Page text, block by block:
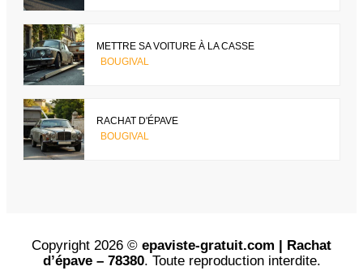
METTRE SA VOITURE À LA CASSE
BOUGIVAL
RACHAT D'ÉPAVE
BOUGIVAL
Copyright 2026 © epaviste-gratuit.com | Rachat
d’épave – 78380. Toute reproduction interdite.